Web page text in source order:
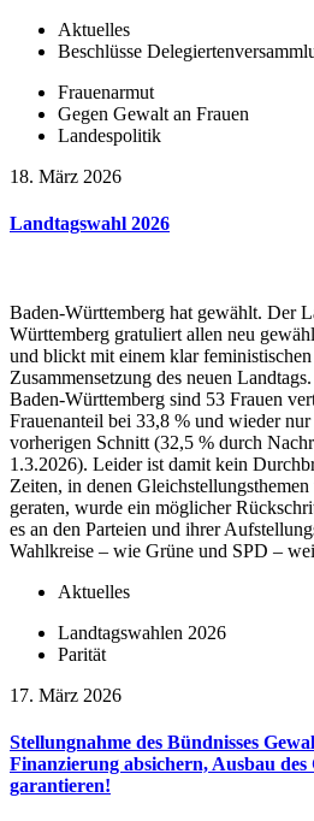
Aktuelles
Beschlüsse
Frauenarmut
Gegen Gewalt an Frauen
Landespolitik
18. März 2026
Landtagswahl 2026
Baden-Württemberg hat gewählt. Der
Württemberg gratuliert allen neu
und blickt mit einem klar
Zusammensetzung des neuen
Baden-Württemberg sind 53 Frauen
Frauenanteil bei 33,8 % und wieder
vorherigen Schnitt (32,5 % durch
1.3.2026). Leider ist damit kein
Zeiten, in denen
geraten, wurde ein möglicher
es an den Parteien und ihrer
Wahlkreise – wie Grüne und SPD –
Aktuelles
Landtagswahlen 2026
Parität
17. März 2026
Stellungnahme des Bündnisses
Finanzierung absichern, Ausbau des
garantieren!